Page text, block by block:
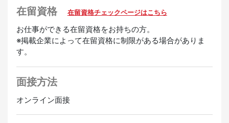
歓迎
経験者優遇 英語スピーカー歓迎 韓国語スピーカー歓迎
中国語スピーカー歓迎
ガル語スピーカー歓迎 タガログ語スピーカー歓迎 スペイン
語スピーカー歓迎
在留資格 在留資格チェックページはこちら
お仕事ができる在留資格をお持ちの方。
※掲載企業によって在留資格に制限がある場合がありま
す。
面接方法
オンライン面接